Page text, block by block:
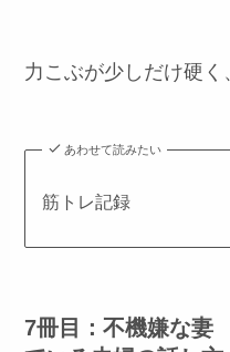
力こぶが少しだけ硬く
あわせて読みたい
筋トレ記録
7冊目：不機嫌な妻